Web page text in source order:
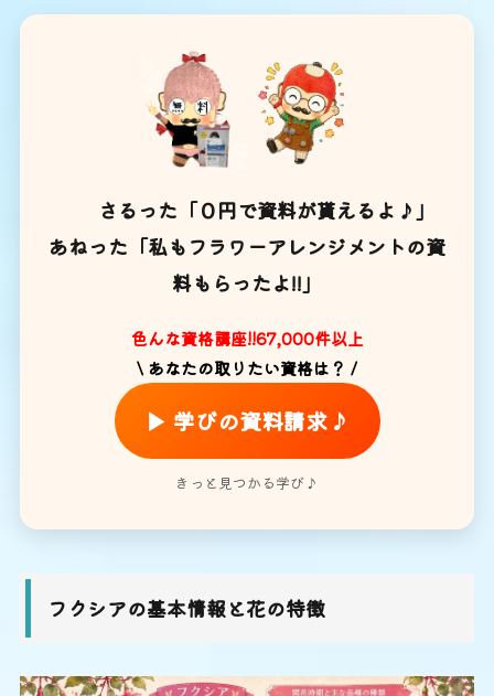
さるった「０円で資料が貰えるよ♪」
あねった「私もフラワーアレンジメントの資
料もらったよ!!」
色んな資格講座!!67,000件以上
\ あなたの取りたい資格は？ /
▶ 学びの資料請求♪
きっと見つかる学び♪
フクシアの基本情報と花の特徴